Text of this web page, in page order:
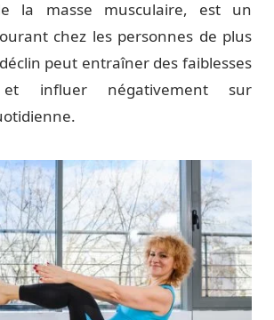
la masse musculaire, est un
chez les personnes de plus
peut entraîner des faiblesses
et influer négativement sur